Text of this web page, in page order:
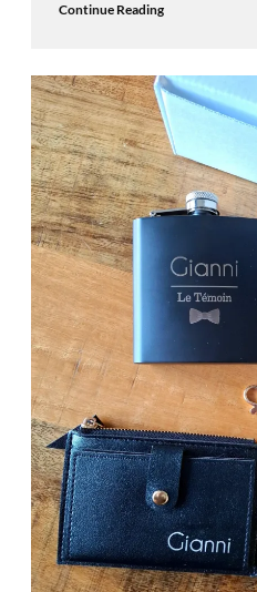
Continue Reading